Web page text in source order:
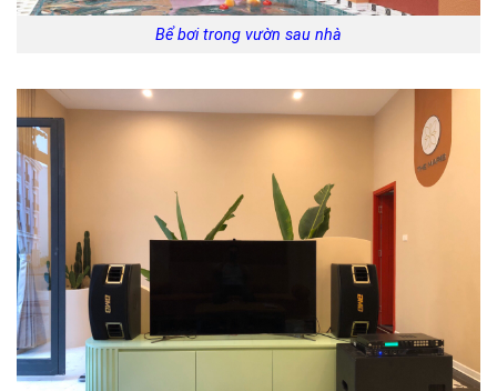
Bể bơi trong vườn sau nhà